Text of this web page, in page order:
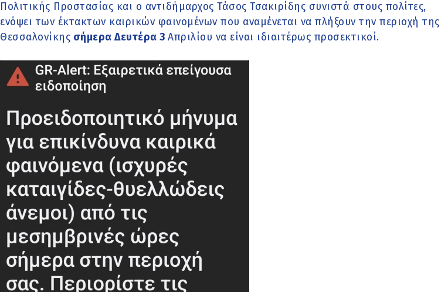
Πολιτικής Προστασίας και ο αντιδήμαρχος Τάσος Τσακιρίδης συνιστά στους πολίτες,
ενόψει των έκτακτων καιρικών φαινομένων που αναμένεται να πλήξουν την περιοχή της
Θεσσαλονίκης σήμερα Δευτέρα 3 Απριλίου να είναι ιδιαιτέρως προσεκτικοί.